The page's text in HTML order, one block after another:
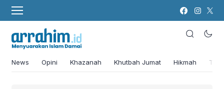
News Opini Khazanah Khutbah Jumat Hikmah